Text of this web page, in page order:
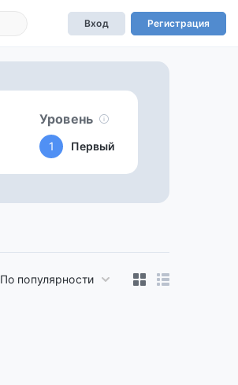
Вход Регистрация
Уровень
1 Первый
По популярности